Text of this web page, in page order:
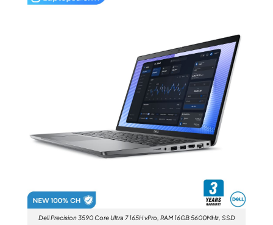
Dell Precision 3590 Core Ultra 7 165H vPro, RAM 16GB 5600MHz, SSD